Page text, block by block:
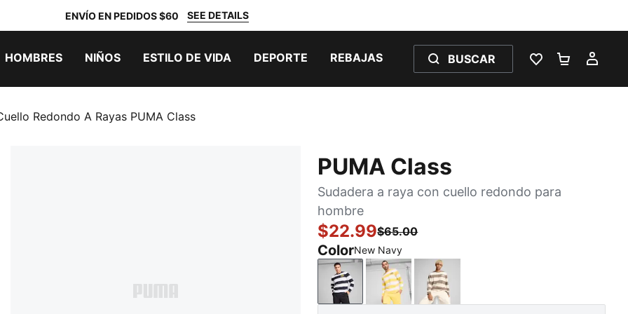
ENVÍO EN PEDIDOS $60 SEE DETAILS
HOMBRES NIÑOS ESTILO DE VIDA DEPORTE REBAJAS BUSCAR
LISTA DE
Redondo A Rayas PUMA Class
PUMA Class
Sudadera a raya con cuello redondo para
hombre
$22.99$65.00
ColorNew Navy
New NavySunny YellowTotally Taupe